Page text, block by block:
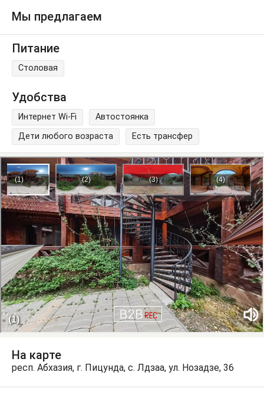
Мы предлагаем
Питание
Столовая
Удобства
Интернет Wi-Fi
Автостоянка
Дети любого возраста
Есть трансфер
На карте
респ. Абхазия, г. Пицунда, с. Лдзаа, ул. Нозадзе, 36